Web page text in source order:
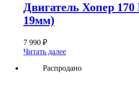
Двигатель Хопер 170
19мм)
7 990 ₽
Читать далее
Распродано